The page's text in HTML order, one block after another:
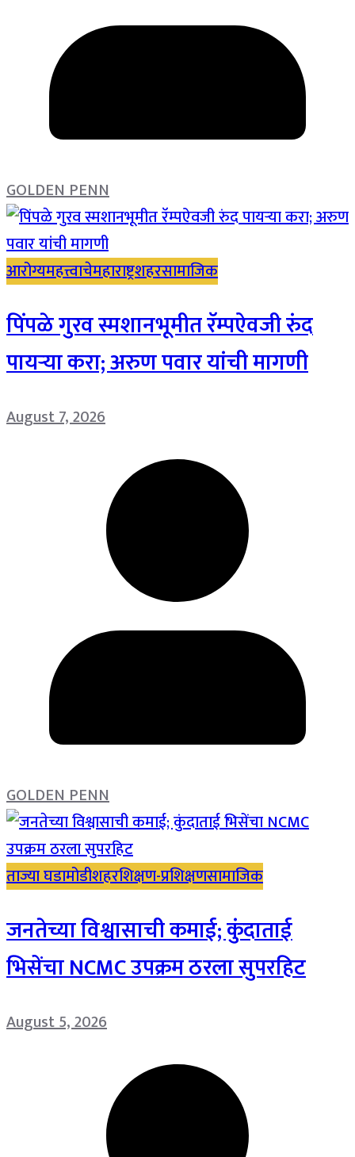
GOLDEN PENN
आरोग्यमहत्त्वाचेमहाराष्ट्रशहरसामाजिक
पिंपळे गुरव स्मशानभूमीत रॅम्पऐवजी रुंद
पायऱ्या करा; अरुण पवार यांची मागणी
August 7, 2026
GOLDEN PENN
ताज्या घडामोडीशहरशिक्षण-प्रशिक्षणसामाजिक
जनतेच्या विश्वासाची कमाई; कुंदाताई
भिसेंचा NCMC उपक्रम ठरला सुपरहिट
August 5, 2026